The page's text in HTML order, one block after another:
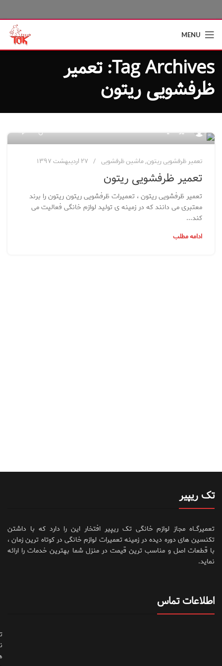
MENU
Tag Archives: تعمیر
ظرفشویی ریتون
مدیر سایت
تعمیر ظرفشویی ریتون,ماشین ظرفشویی ۲۷ اردیبهشت ۱۳۹۷
تعمیر ظرفشویی ریتون
تعمیر ظرفشویی ریتون ، تعمیرات ظرفشویی ریتون ریتون را برند
معتبری می دانند که در زمینه ی تولید لوازم خانگی فعالیت می
کند...
ادامه مطلب
تک ریپیر
تعمیرگــاه مجاز لوازم خانگی تک ریپیر افتخار این را دارد که با داشتن
تکنسین های دوره دیده در زمینه تعمیرات لوازم خانگی در کوتاه ترین زمان ،
با قطعات اصل و مناسب ترین قیمت در منزل شما بهترین خدمات را ارائه
نماید.
اطلاعات تماس